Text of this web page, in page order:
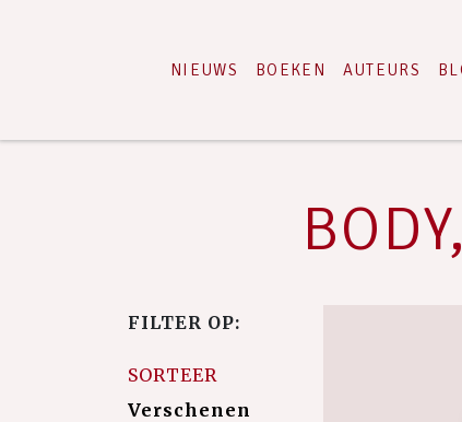
NIEUWS BOEKEN AUTEURS
FILTER OP:
SORTEER
Verschenen